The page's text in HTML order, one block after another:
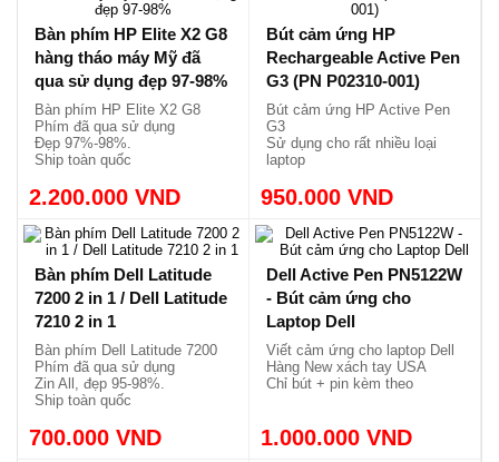
Bút cảm ứng Samsung
Chrome Book XE930
màu đỏ
Bút cảm ứng Samsung
XE930
Bút đã qua sử dụng
Zin All, đẹp 97-99%.
Ship toàn quốc thông qua
shopee
700.000 VND
Bàn phím Dell Latitude
5290 2 in 1 / Dell Latitude
5285 2 in 1 Mới
Bàn phím Dell 5290 / Dell
5285 2 in 1
Phím chính hãng, tiếng Anh.
Hàng chưa sử dụng
Ship toàn quốc thông các sàn
thương mại
2.000.000 VND
Bàn phím HP Elite X2 G8
hàng tháo máy Mỹ đã
qua sử dụng đẹp 97-98%
Bàn phím HP Elite X2 G8
Phím đã qua sử dụng
Đẹp 97%-98%.
Ship toàn quốc
2.200.000 VND
Bút cảm ứng HP
Rechargeable Active Pen
G3 (PN P02310-001)
Bút cảm ứng HP Active Pen
G3
Sử dụng cho rất nhiều loại
Sử dụng pin sạc, cổng Type
C.
950.000 VND